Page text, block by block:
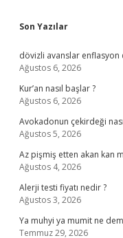
Sidebar
Son Yazılar
dövizli avanslar
Ağustos 6, 2026
Kur’an nasıl başlar ?
Ağustos 6, 2026
Avokadonun çekirdeği
Ağustos 5, 2026
Az pişmiş etten akan kan
Ağustos 4, 2026
Alerji testi fiyatı nedir ?
Ağustos 3, 2026
Ya muhyi ya mumit ne
Temmuz 29, 2026